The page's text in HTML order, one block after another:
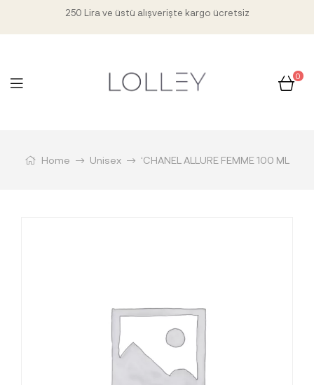
250 Lira ve üstü alışverişte kargo ücretsiz
0
Home Unisex ‘CHANEL ALLURE FEMME 100 ML